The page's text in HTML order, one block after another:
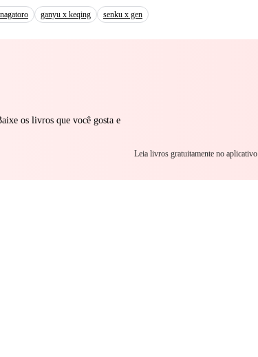
ganyu x keqing senku x gen
os livros que você gosta e
Leia livros gratuitamente no aplicativo